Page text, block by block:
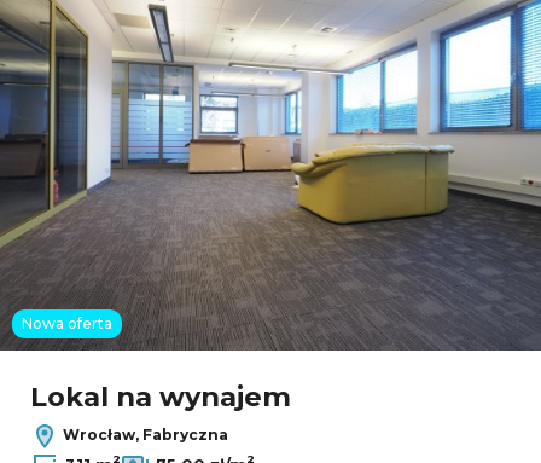
Nowa oferta
Lokal na wynajem
Wrocław, Fabryczna
2 2